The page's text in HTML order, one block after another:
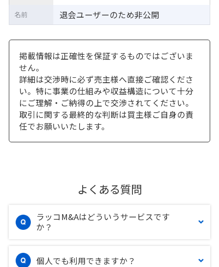
退会ユーザーのため非公開
名前
掲載情報は正確性を保証するものではございま
せん。
詳細は交渉時に必ず売主様へ直接ご確認くださ
い。特に事業の仕組みや収益構造について十分
にご理解・ご納得の上で交渉されてください。
取引に関する最終的な判断は買主様ご自身の責
任でお願いいたします。
よくある質問
ラッコM&Aはどういうサービスです
か？
個人でも利用できますか？